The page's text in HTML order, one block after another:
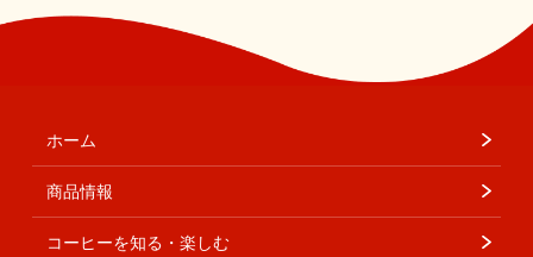
ホーム
商品情報
コーヒーを知る・楽しむ